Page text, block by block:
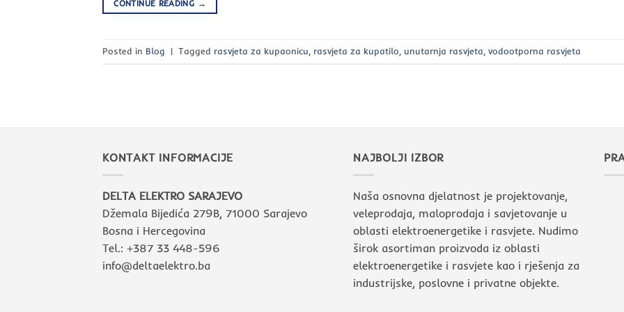
CONTINUE READING →
Posted in Blog | Tagged rasvjeta za kupaonicu, rasvjeta za kupatilo, unutarnja rasvjeta, vodootporna rasvjeta
KONTAKT INFORMACIJE
DELTA ELEKTRO SARAJEVO
Džemala Bijedića 279B, 71000 Sarajevo
Bosna i Hercegovina
Tel.: +387 33 448-596
info@deltaelektro.ba
NAJBOLJI IZBOR
Naša osnovna djelatnost je projektovanje,
veleprodaja, maloprodaja i savjetovanje u
oblasti elektroenergetike i rasvjete. Nudimo
širok asortiman proizvoda iz oblasti
elektroenergetike i rasvjete kao i rješenja za
industrijske, poslovne i privatne objekte.